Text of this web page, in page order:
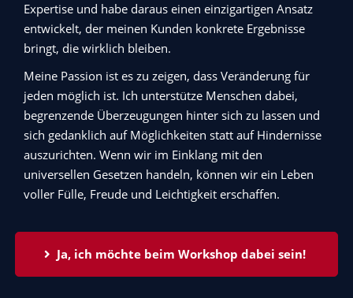
Expertise und habe daraus einen einzigartigen Ansatz
entwickelt, der meinen Kunden konkrete Ergebnisse
bringt, die wirklich bleiben.
Meine Passion ist es zu zeigen, dass Veränderung für
jeden möglich ist. Ich unterstütze Menschen dabei,
begrenzende Überzeugungen hinter sich zu lassen und
sich gedanklich auf Möglichkeiten statt auf Hindernisse
auszurichten. Wenn wir im Einklang mit den
universellen Gesetzen handeln, können wir ein Leben
voller Fülle, Freude und Leichtigkeit erschaffen.
Ja, ich möchte beim Workshop dabei sein!